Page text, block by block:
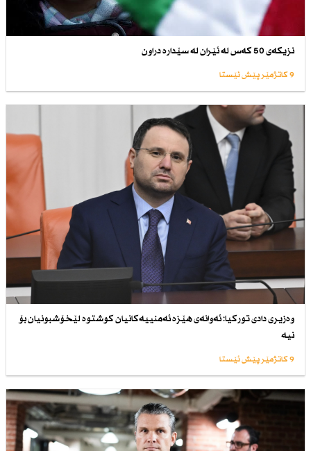
نزیكەی 50 كەس لە ئێران لە سێدارە دراون
9 کاتژمێر پێش ئێستا
وەزیری دادی توركیا: ئەوانەی هێزە ئەمنییەكانیان كوشتوە لێخۆشبونیان بۆ
نیە
9 کاتژمێر پێش ئێستا